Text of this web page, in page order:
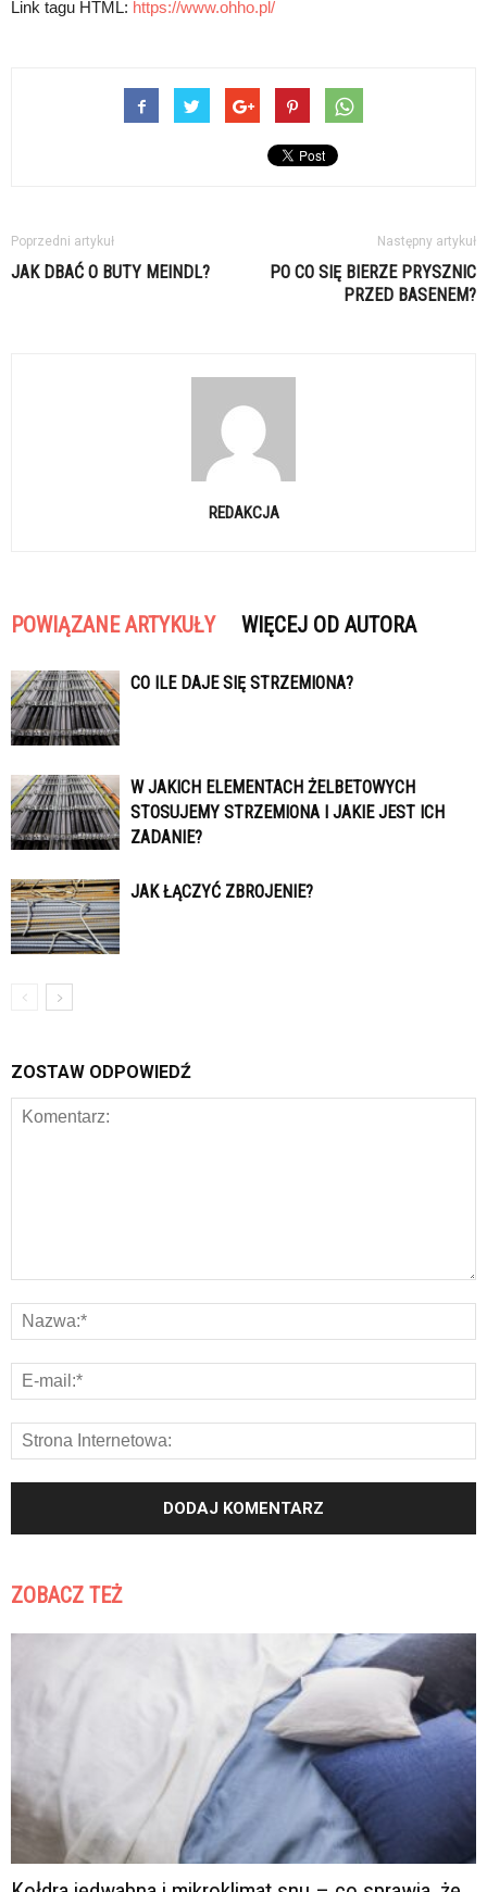
Link tagu HTML: https://www.ohho.pl/
Poprzedni artykuł
JAK DBAĆ O BUTY MEINDL?
Następny artykuł
PO CO SIĘ BIERZE PRYSZNIC
PRZED BASENEM?
REDAKCJA
POWIĄZANE ARTYKUŁY WIĘCEJ OD AUTORA
CO ILE DAJE SIĘ STRZEMIONA?
W JAKICH ELEMENTACH ŻELBETOWYCH
STOSUJEMY STRZEMIONA I JAKIE JEST ICH
ZADANIE?
JAK ŁĄCZYĆ ZBROJENIE?
ZOSTAW ODPOWIEDŹ
ZOBACZ TEŻ